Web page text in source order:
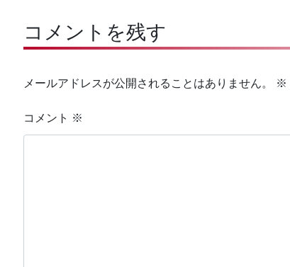
コメントを残す
メールアドレスが公開されることはありません。 ※
コメント ※